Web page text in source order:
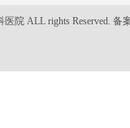
院 ALL rights Reserved. 备